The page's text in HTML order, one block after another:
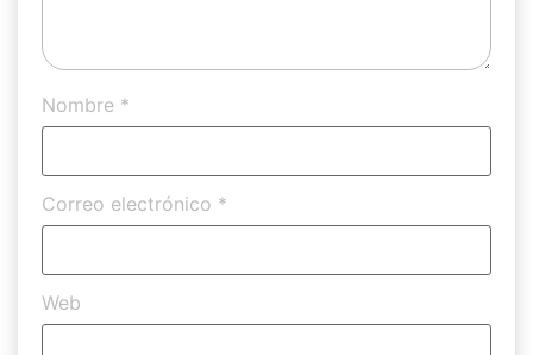
Nombre *
Correo electrónico *
Web